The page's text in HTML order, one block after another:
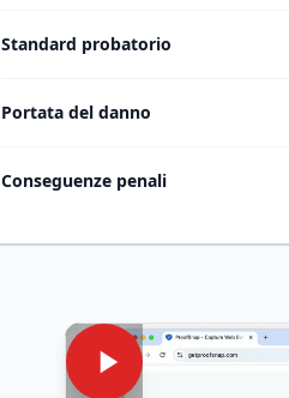
Standard probatorio
Portata del danno
Conseguenze penali